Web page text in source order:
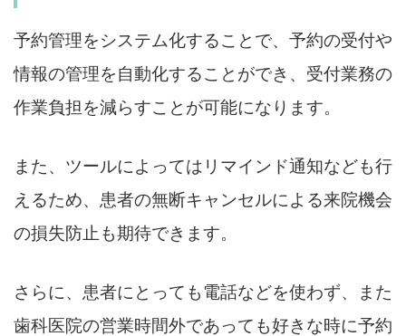
予約管理をシステム化することで、予約の受付や
情報の管理を自動化することができ、受付業務の
作業負担を減らすことが可能になります。
また、ツールによってはリマインド通知なども行
えるため、患者の無断キャンセルによる来院機会
の損失防止も期待できます。
さらに、患者にとっても電話などを使わず、また
歯科医院の営業時間外であっても好きな時に予約